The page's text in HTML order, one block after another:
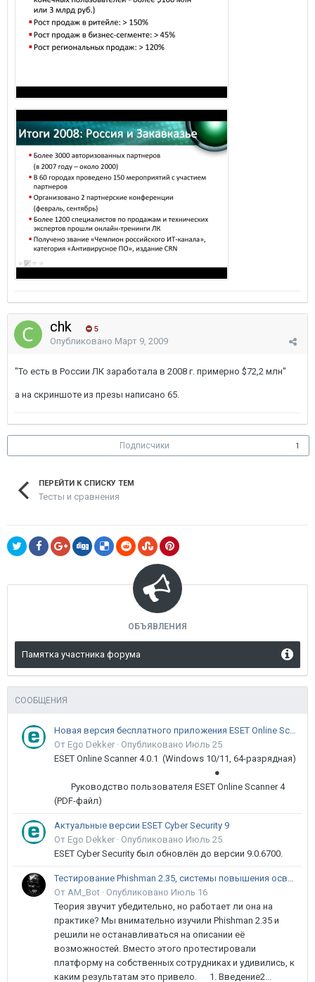
chk 5
Опубликовано Март 9, 2009
"То есть в России ЛК заработала в 2008 г. примерно $72,2 млн"
а на скриншоте из презы написано 65.
Подписчики 1
ПЕРЕЙТИ К СПИСКУ ТЕМ
Тесты и сравнения
ОБЪЯВЛЕНИЯ
Памятка участника форума
СООБЩЕНИЯ
Новая версия бесплатного приложения ESET Online Scanner доступна пользователям
От Ego Dekker · Опубликовано Июль 25
ESET Online Scanner 4.0.1 (Windows 10/11, 64-разрядная)
●
Руководство пользователя ESET Online Scanner 4
(PDF-файл)
Актуальные версии ESET Cyber Security 9
От Ego Dekker · Опубликовано Июль 25
ESET Cyber Security был обновлён до версии 9.0.6700.
Тестирование Phishman 2.35, системы повышения осведомлённости пользователей в сфере ИБ
От AM_Bot · Опубликовано Июль 16
Теория звучит убедительно, но работает ли она на
практике? Мы внимательно изучили Phishman 2.35 и
решили не останавливаться на описании её
возможностей. Вместо этого протестировали
платформу на собственных сотрудниках и удивились, к
каким результатам это привело. 1. Введение2...